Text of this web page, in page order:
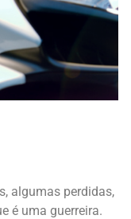
algumas perdidas,
é uma guerreira.